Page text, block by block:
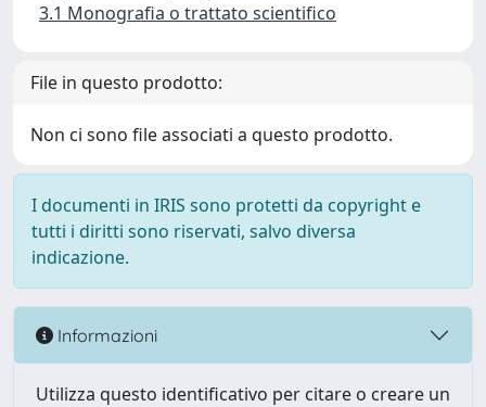
3.1 Monografia o trattato scientifico
File in questo prodotto:
Non ci sono file associati a questo prodotto.
I documenti in IRIS sono protetti da copyright e
tutti i diritti sono riservati, salvo diversa
indicazione.
Informazioni
Utilizza questo identificativo per citare o creare un